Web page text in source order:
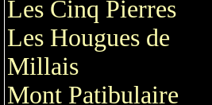
Les Cinq Pierres
Les Hougues de
Millais
Mont Patibulaire